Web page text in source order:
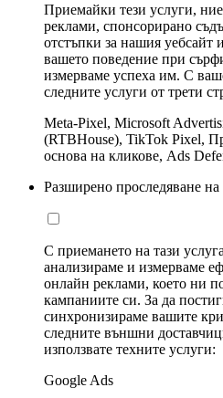
Приемайки тези услуги,
реклами, спонсорирано
отстъпки за нашия уебсайт
вашето поведение при
измерваме успеха им. С
следните услуги от трети
Meta-Pixel, Microsoft
(RTBHouse), TikTok Pixel,
основа на кликове, Ads
Разширено проследяване на
С приемането на тази
анализираме и измерваме
онлайн реклами, което ни
кампаниите си. За да
синхронизираме вашите
следните външни
използвате техните услуги:
Google Ads